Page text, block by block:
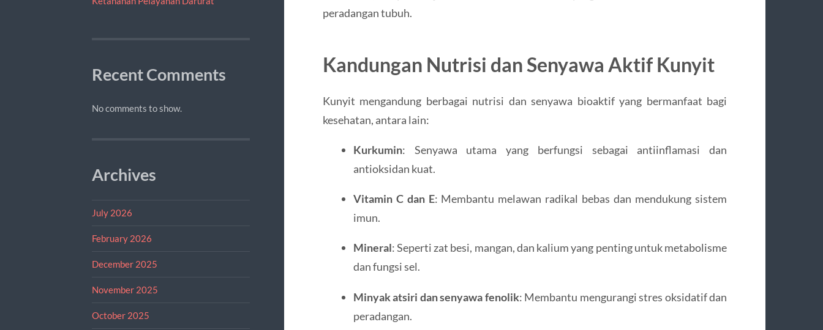
Recent Comments
No comments to show.
Archives
July 2026
February 2026
December 2025
November 2025
October 2025
peradangan tubuh.
Kandungan Nutrisi dan Senyawa Aktif Kunyit
Kunyit mengandung berbagai nutrisi dan senyawa bioaktif yang bermanfaat bagi
kesehatan, antara lain:
Kurkumin: Senyawa utama yang berfungsi sebagai antiinflamasi dan
antioksidan kuat.
Vitamin C dan E: Membantu melawan radikal bebas dan mendukung sistem
imun.
Mineral: Seperti zat besi, mangan, dan kalium yang penting untuk metabolisme
dan fungsi sel.
Minyak atsiri dan senyawa fenolik: Membantu mengurangi stres oksidatif dan
peradangan.